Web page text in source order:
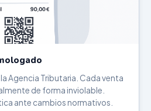
Agencia Tributaria. Cada venta
de forma inviolable.
ante cambios normativos.